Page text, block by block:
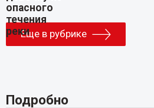
Еще в рубрике
Подробно